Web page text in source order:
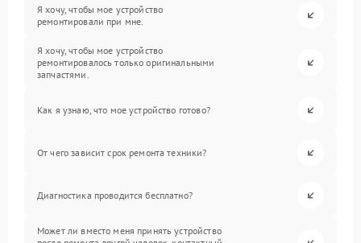
Я хочу, чтобы мое устройство
ремонтировали при мне.
Я хочу, чтобы мое устройство
ремонтировалось только оригинальными
запчастями.
Как я узнаю, что мое устройство готово?
От чего зависит срок ремонта техники?
Диагностика проводится бесплатно?
Может ли вместо меня принять устройство